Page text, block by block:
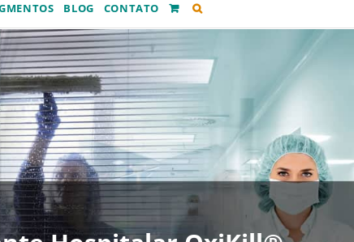
BLOG CONTATO